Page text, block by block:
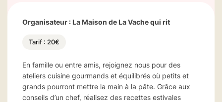
Organisateur : La Maison de La Vache qui rit
Tarif : 20€
En famille ou entre amis, rejoignez nous pour des
ateliers cuisine gourmands et équilibrés où petits et
grands pourront mettre la main à la pâte. Grâce aux
conseils d’un chef, réalisez des recettes estivales